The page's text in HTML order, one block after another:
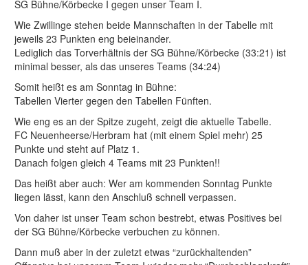
SG Bühne/Körbecke I gegen unser Team I.
Wie Zwillinge stehen beide Mannschaften in der Tabelle mit
jeweils 23 Punkten eng beieinander.
Lediglich das Torverhältnis der SG Bühne/Körbecke (33:21) ist
minimal besser, als das unseres Teams (34:24)
Somit heißt es am Sonntag in Bühne:
Tabellen Vierter gegen den Tabellen Fünften.
Wie eng es an der Spitze zugeht, zeigt die aktuelle Tabelle.
FC Neuenheerse/Herbram hat (mit einem Spiel mehr) 25
Punkte und steht auf Platz 1.
Danach folgen gleich 4 Teams mit 23 Punkten!!
Das heißt aber auch: Wer am kommenden Sonntag Punkte
liegen lässt, kann den Anschluß schnell verpassen.
Von daher ist unser Team schon bestrebt, etwas Positives bei
der SG Bühne/Körbecke verbuchen zu können.
Dann muß aber in der zuletzt etwas “zurückhaltenden”